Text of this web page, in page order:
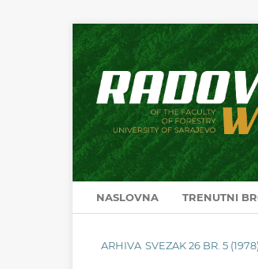
NASLOVNA TRENUTNI
ARHIVA SVEZAK 26 BR. 5